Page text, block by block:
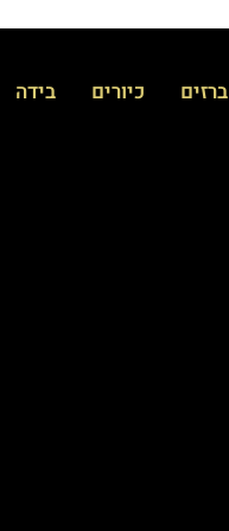
ברזים כיורים בידה